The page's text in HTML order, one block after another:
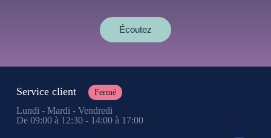
Écoutez
Service client Fermé
Lundi - Mardi - Vendredi
De 09:00 à 12:30 - 14:00 à 17:00